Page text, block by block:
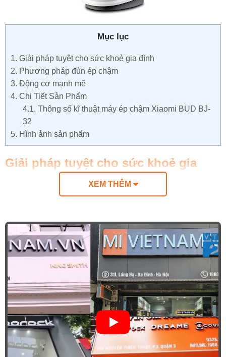
Mục lục
1. Giải pháp tuyệt cho sức khoẻ gia đình
2. Phương pháp đùn ép chậm
3. Động cơ mạnh mẽ
4. Chi Tiết Sản Phẩm
4.1. Thông số kĩ thuật máy ép chậm Xiaomi BUD BJ-
32
5. Hình ảnh sản phẩm
Giải pháp tuyệt cho sức khoẻ gia
được hương vị tươi ngon và hàm lượng dinh
dưỡng vốn có của hoa quả.
Qua những bài kiểm tra khắt khe với các dòng
máy ép thông thường trên thị trường,máy ép
chậm Xiaomimang đến trải nghiệm sử dụng tốt
hơn với lượng nước ép nhiều gấp 1.5 lần.
Đặc biệt, với những nâng cấp và cải tiến mớiMáy
ép chậm đa năng BUD BJ-32
ép được rất nhiều
XEM THÊM